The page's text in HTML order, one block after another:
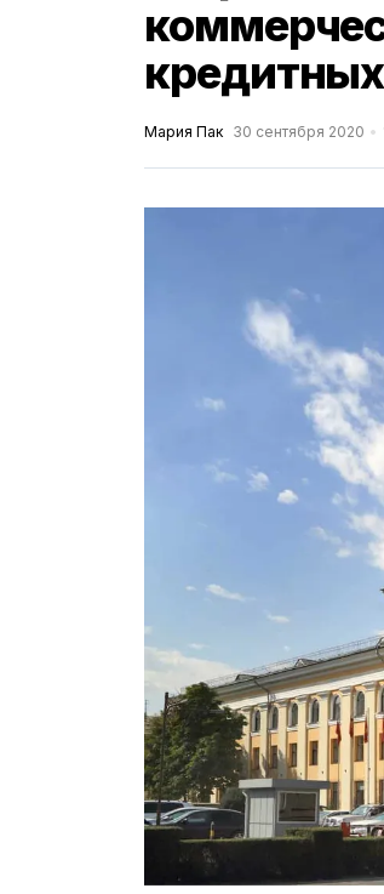
Мария Пак 30 сентября 2020